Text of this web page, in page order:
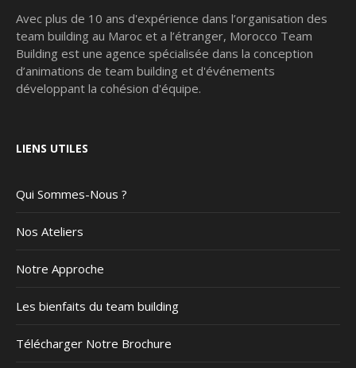
Avec plus de 10 ans d'expérience dans l’organisation des
team building au Maroc et a l’étranger, Morocco Team
Building est une agence spécialisée dans la conception
d’animations de team building et d'événements
développant la cohésion d'équipe.
LIENS UTILES
Qui Sommes-Nous ?
Nos Ateliers
Notre Approche
Les bienfaits du team building
Télécharger Notre Brochure